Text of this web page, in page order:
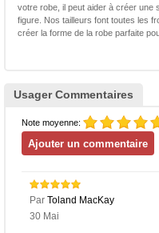
votre robe, il peut aider à créer une
figure. Nos tailleurs font toutes les
créer la forme de la robe parfaite
Usager Commentaires
Note moyenne:
Par Toland MacKay
30 Mai